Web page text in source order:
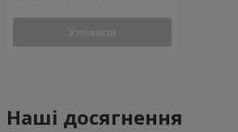
Уточнити
Наші досягнення